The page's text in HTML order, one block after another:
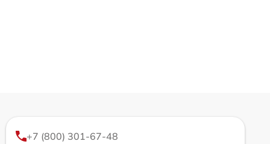
+7 (800) 301-67-48